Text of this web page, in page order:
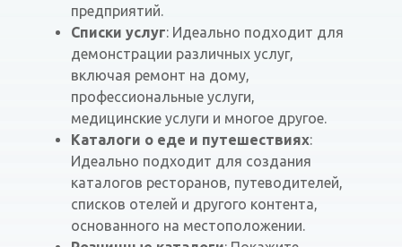
предприятий.
Списки услуг: Идеально подходит для
демонстрации различных услуг,
включая ремонт на дому,
профессиональные услуги,
медицинские услуги и многое другое.
Каталоги о еде и путешествиях:
Идеально подходит для создания
каталогов ресторанов, путеводителей,
списков отелей и другого контента,
основанного на местоположении.